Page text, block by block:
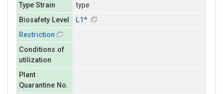
Type Strain
type
Biosafety Level
L1*
Restriction
Conditions of
utilization
Plant
Quarantine No.